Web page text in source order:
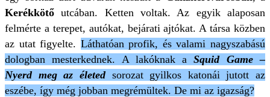
Kerékkötőutcában. Ketten voltak. Az egyik alaposan
felmérte a terepet, autókat, bejárati ajtókat. A társa közben
az utat figyelte. Láthatóan profik, és valami nagyszabású
dologban mesterkednek. A lakóknak aSquid Game –
Nyerd meg az életedsorozat gyilkos katonái jutott az
eszébe, így még jobban megrémültek. De mi az igazság?